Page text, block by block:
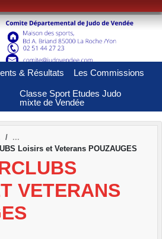
& Résultats Les Commissions
Classe Sport Etudes Judo
mixte de Vendée
Loisirs et Veterans POUZAUGES
VETERANS